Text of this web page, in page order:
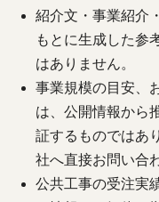
紹介文・事業紹介
もとに生成した参
はありません。
事業規模の目安、
は、公開情報から
証するものではあ
社へ直接お問い合
公共工事の受注実